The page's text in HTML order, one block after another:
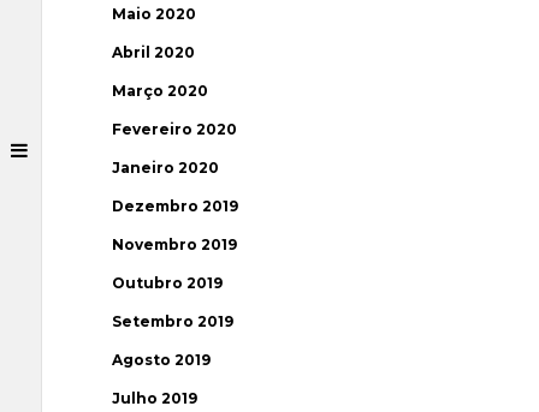
Maio 2020
Abril 2020
Março 2020
Fevereiro 2020
Janeiro 2020
Dezembro 2019
Novembro 2019
Outubro 2019
Setembro 2019
Agosto 2019
Julho 2019